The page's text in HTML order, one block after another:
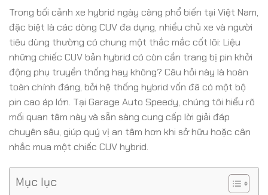
Trong bối cảnh xe hybrid ngày càng phổ biến tại Việt Nam,
đặc biệt là các dòng CUV đa dụng, nhiều chủ xe và người
tiêu dùng thường có chung một thắc mắc cốt lõi: Liệu
những chiếc CUV bản hybrid có còn cần trang bị pin khởi
động phụ truyền thống hay không? Câu hỏi này là hoàn
toàn chính đáng, bởi hệ thống hybrid vốn đã có một bộ
pin cao áp lớn. Tại Garage Auto Speedy, chúng tôi hiểu rõ
mối quan tâm này và sẵn sàng cung cấp lời giải đáp
chuyên sâu, giúp quý vị an tâm hơn khi sở hữu hoặc cân
nhắc mua một chiếc CUV hybrid.
Mục lục